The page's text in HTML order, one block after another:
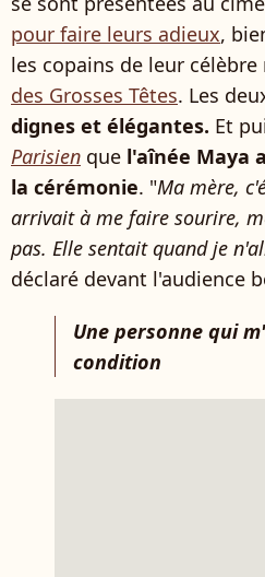
pour faire leurs adieux,
les copains de leur célèbre
des Grosses Têtes. Les
dignes et élégantes. Et
Parisien que l'aînée Maya
la cérémonie. "Ma mère,
arrivait à me faire sourire,
pas. Elle sentait quand je
déclaré devant l'audience
Une personne qui
condition